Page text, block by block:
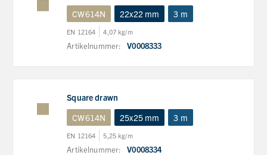
CW614N
22x22 mm 3 m
EN 12164 4,07 kg/m
Artikelnummer: V0008333
Square drawn
CW614N
25x25 mm 3 m
EN 12164 5,25 kg/m
Artikelnummer: V0008334